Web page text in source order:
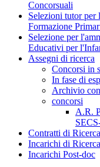
Concorsuali
Selezioni tutor
Formazione
Selezione per
Educativi per
Assegni di ricerca
Concorsi in
In fase di
Archivio
concorsi
A.R.
Contratti di Ricerca
Incarichi di Ricerca
Incarichi Post-doc